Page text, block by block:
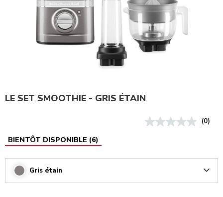
LE SET SMOOTHIE - GRIS ÉTAIN
(0)
BIENTÔT DISPONIBLE (6)
Gris étain